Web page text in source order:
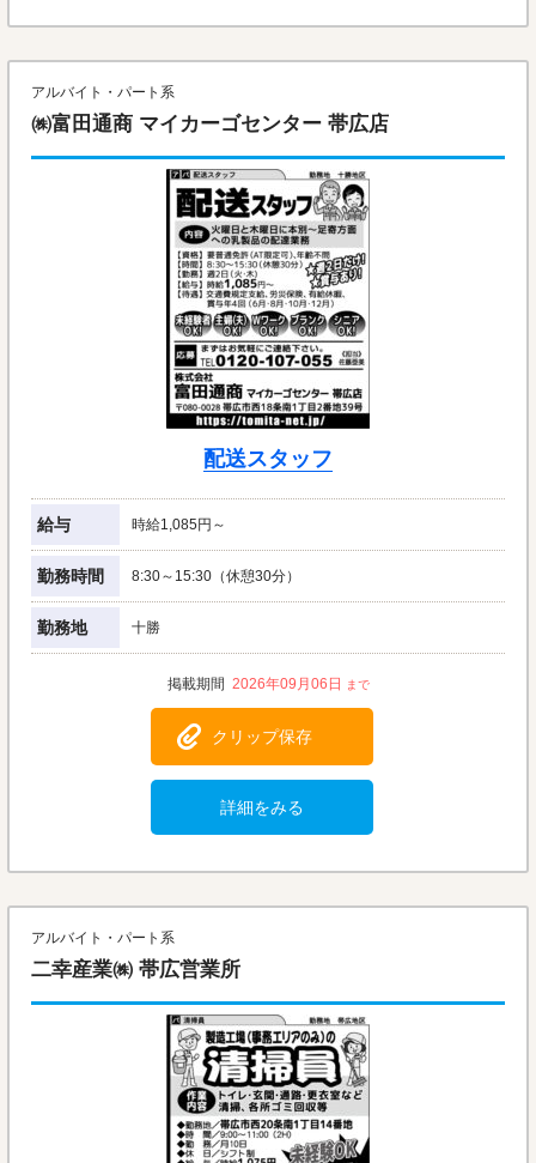
アルバイト・パート系
㈱富田通商 マイカーゴセンター 帯広店
配送スタッフ
給与 時給1,085円～
勤務時間 8:30～15:30（休憩30分）
勤務地 十勝
2026年09月06日
クリップ保存
詳細をみる
アルバイト・パート系
二幸産業㈱ 帯広営業所